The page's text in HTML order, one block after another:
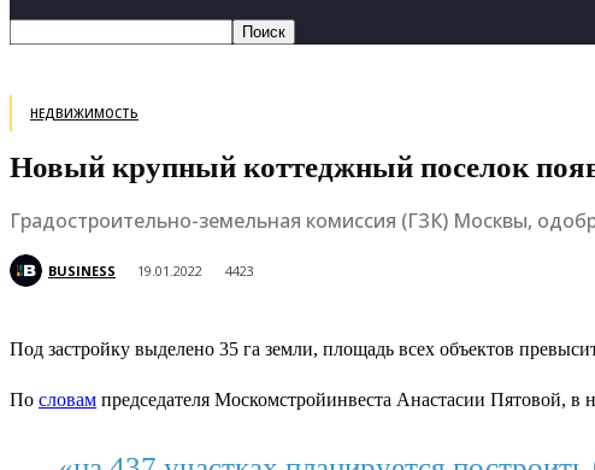
НЕДВИЖИМОСТЬ
Новый крупный коттеджный поселок
Градостроительно-земельная комиссия (ГЗК) Москвы,
BUSINESS 19.01.2022 4423
Под застройку выделено 35 га земли, площадь всех объектов
По словам председателя Москомстройинвеста Анастасии Пятовой,